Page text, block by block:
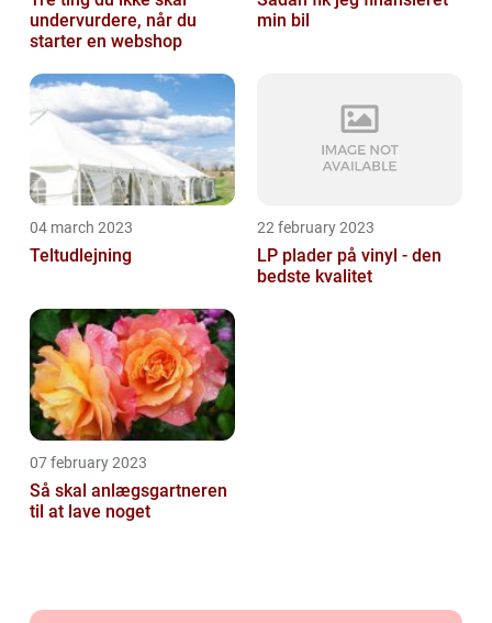
undervurdere, når du
starter en webshop
min bil
04 march 2023
Teltudlejning
22 february 2023
LP plader på vinyl - den
bedste kvalitet
07 february 2023
Så skal anlægsgartneren
til at lave noget